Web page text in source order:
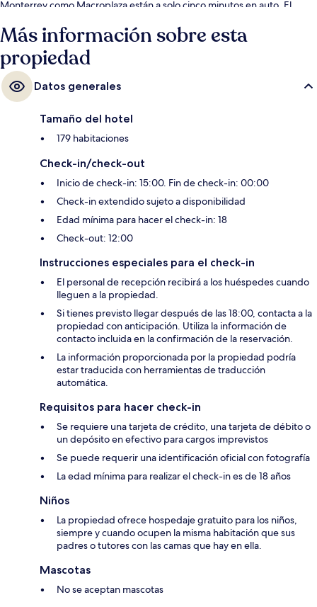
Monterrey como Macroplaza están a solo cinco minutos en auto. El
visitantes. Hay opciones de transporte público a una corta distancia a
pie: Estación de metro Parque Fundidora está a 11 minutos y Colonia
Obrera Station está a 13 minutos.
Más información sobre esta
propiedad
Datos generales
Tamaño del hotel
179 habitaciones
Check-in/check-out
Inicio de check-in: 15:00. Fin de check-in: 00:00
Check-in extendido sujeto a disponibilidad
Edad mínima para hacer el check-in: 18
Check-out: 12:00
Instrucciones especiales para el check-in
El personal de recepción recibirá a los huéspedes cuando
lleguen a la propiedad.
Si tienes previsto llegar después de las 18:00, contacta a la
propiedad con anticipación. Utiliza la información de
contacto incluida en la confirmación de la reservación.
La información proporcionada por la propiedad podría
estar traducida con herramientas de traducción
automática.
Requisitos para hacer check-in
Se requiere una tarjeta de crédito, una tarjeta de débito o
un depósito en efectivo para cargos imprevistos
Se puede requerir una identificación oficial con fotografía
La edad mínima para realizar el check-in es de 18 años
Niños
La propiedad ofrece hospedaje gratuito para los niños,
siempre y cuando ocupen la misma habitación que sus
padres o tutores con las camas que hay en ella.
Mascotas
No se aceptan mascotas